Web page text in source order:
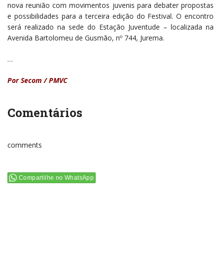
nova reunião com movimentos juvenis para debater propostas
e possibilidades para a terceira edição do Festival. O encontro
será realizado na sede do Estação Juventude – localizada na
Avenida Bartolomeu de Gusmão, nº 744, Jurema.
…
Por Secom / PMVC
Comentários
comments
Compartilhe no WhatsApp